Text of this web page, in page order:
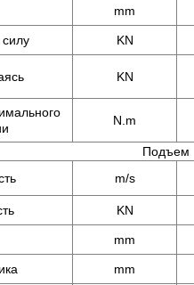
mm
KN
KN
N.m
Подъем
m/s
KN
mm
mm